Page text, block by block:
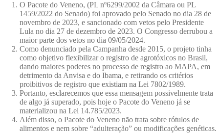
O Pacote do Veneno, (PL nº6299/2002 da Câmara ou PL
1459/2022 do Senado) foi aprovado pelo Senado no dia 28 de
novembro de 2023, e sancionado com vetos pelo Presidente
Lula no dia 27 de dezembro de 2023. O Congresso derrubou a
maior parte dos vetos no dia 09/05/2024.
Como denunciado pela Campanha desde 2015, o projeto tinha
como objetivo flexibilizar o registro de agrotóxicos no Brasil,
dando maiores poderes no processo de registro ao MAPA, em
detrimento da Anvisa e do Ibama, e retirando os critérios
proibitivos de registro que existiam na Lei 7802/1989.
Portanto, esclarecemos que essa mensagem possivelmente trata
de algo já superado, pois hoje o Pacote do Veneno já se
materializou na Lei 14.785/2023.
Além disso, o Pacote do Veneno não trata sobre rótulos de
alimentos e nem sobre “adulteração” ou modificações genéticas.